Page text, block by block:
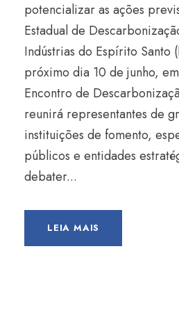
potencializar as ações
Estadual de
Indústrias do Espírito Santo
próximo dia 10 de junho,
Encontro de
reunirá representantes de
instituições de fomento,
públicos e entidades
debater...
LEIA MAIS